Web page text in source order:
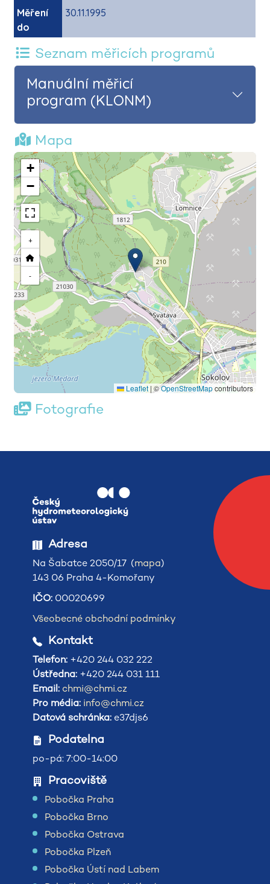
Měření
do
30.11.1995
Seznam měřicích programů
Manuální měřicí
program (KLONM)
Mapa
+
−
+
-
Leaflet | ©OpenStreetMapcontributors
Fotografie
Adresa
Na Šabatce 2050/17 (mapa)
143 06 Praha 4-Komořany
IČO: 00020699
Všeobecné obchodní podmínky
Kontakt
Telefon: +420 244 032 222
Ústředna: +420 244 031 111
Email: chmi@chmi.cz
Pro média: info@chmi.cz
Datová schránka: e37djs6
Podatelna
po-pá: 7:00-14:00
Pracoviště
Pobočka Praha
Pobočka Brno
Pobočka Ostrava
Pobočka Plzeň
Pobočka Ústí nad Labem